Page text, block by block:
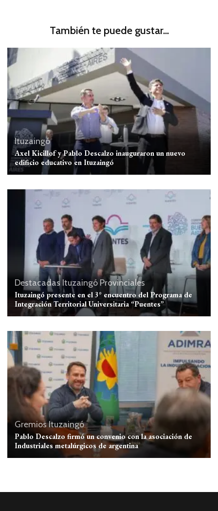
También te puede gustar...
Ituzaingó
Axel Kicillof y Pablo Descalzo inauguraron un nuevo
edificio educativo en Ituzaingó
Destacadas Ituzaingó Provinciales
Ituzaingó presente en el 3° encuentro del Programa de
Integración Territorial Universitaria “Puentes”
GremiosItuzaingó
Pablo Descalzo firmó un convenio con la asociación de
Industriales metalúrgicos de argentina